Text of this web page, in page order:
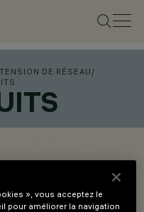
DE RÉSEAU /
», vous acceptez le
pour améliorer la navigation